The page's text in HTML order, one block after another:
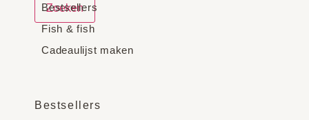
Zoeken
Bestsellers
Fish & fish
Cadeaulijst maken
Bestsellers